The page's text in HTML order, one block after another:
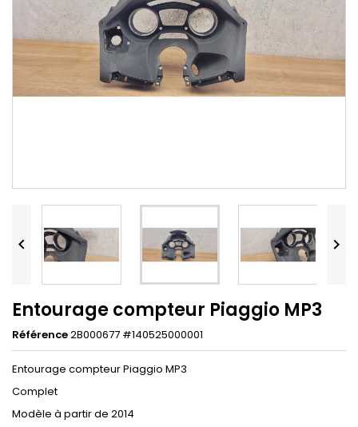
 
Entourage compteur Piaggio MP3
Référence2B000677 #140525000001
Entourage compteur Piaggio MP3
Complet
Modèle à partir de 2014